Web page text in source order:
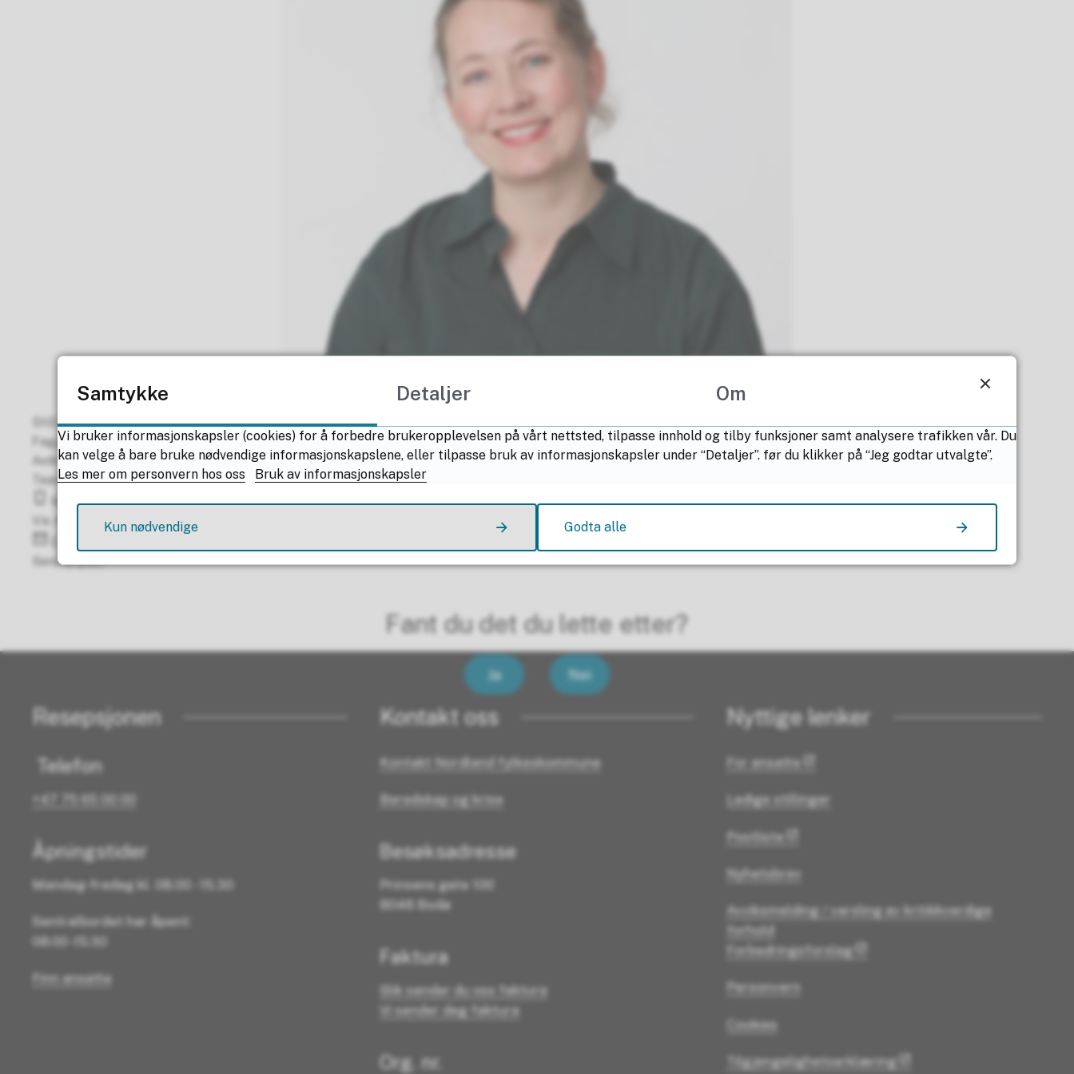
Stilling
Faggruppeleder Kulturproduksjon
Avdeling
Team DKS/SiN
Mobil
Vis mobilnummer
Send e-post
Fant du det du lette etter?
Ja Nei
Resepsjonen
Telefon
+47 75 65 00 00
Åpningstider
Mandag-fredag kl. 08.00 - 15.30
Sentralbordet har åpent:
08:00 -15:30
Finn ansatte
Kontakt oss
Kontakt Nordland fylkeskommune
Beredskap og krise
Besøksadresse
Prinsens gate 100
8048 Bodø
Faktura
Slik sender du oss faktura
Vi sender deg faktura
Org. nr.
Nyttige lenker
For ansatte
Ledige stillinger
Postliste
Nyhetsbrev
Avviksmelding / varsling av kritikkverdige
forhold
Forbedringsforslag
Personvern
Cookies
Tilgjengelighetserklæring
Samtykke Detaljer Om
Vi bruker informasjonskapsler (cookies) for å forbedre brukeropplevelsen på vårt nettsted, tilpasse innhold og tilby funksjoner samt analysere trafikken vår. Du
kan velge å bare bruke nødvendige informasjonskapslene, eller tilpasse bruk av informasjonskapsler under “Detaljer”. før du klikker på “Jeg godtar utvalgte”.
Les mer om personvern hos oss
Bruk av informasjonskapsler
Kun nødvendige Godta alle